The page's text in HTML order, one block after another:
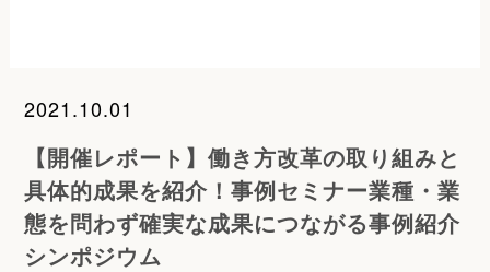
2021.10.01
【開催レポート】働き方改革の取り組みと
具体的成果を紹介！事例セミナー業種・業
態を問わず確実な成果につながる事例紹介
シンポジウム